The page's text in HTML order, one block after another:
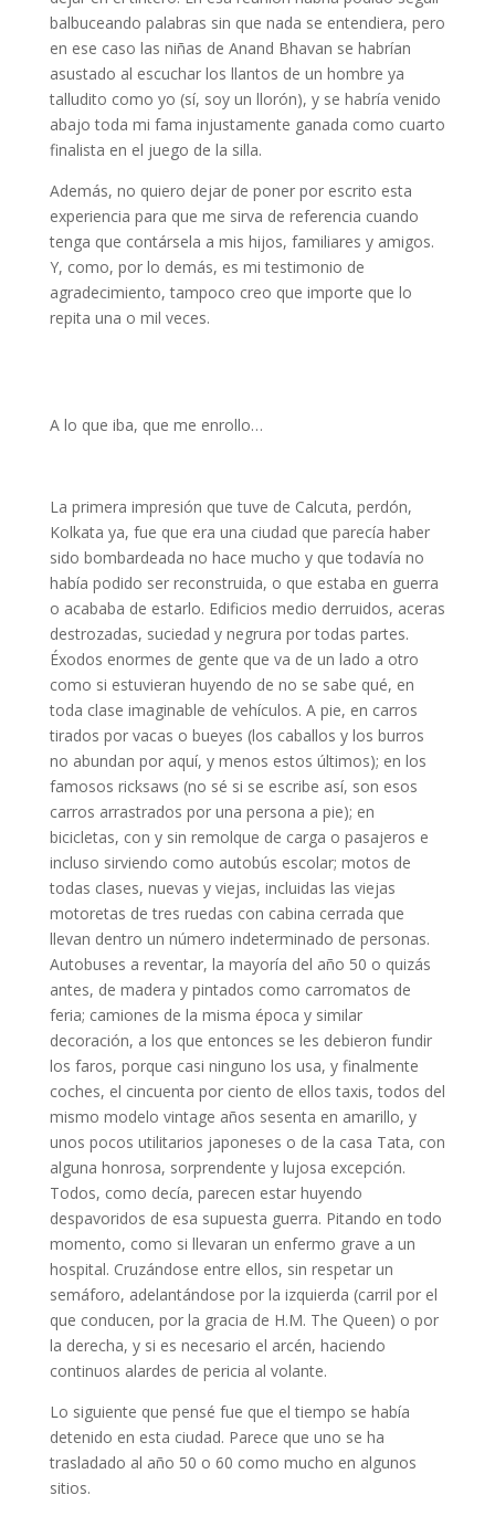
balbuceando palabras sin que nada se entendiera, pero
en ese caso las niñas de Anand Bhavan se habrían
asustado al escuchar los llantos de un hombre ya
talludito como yo (sí, soy un llorón), y se habría venido
abajo toda mi fama injustamente ganada como cuarto
finalista en el juego de la silla.
Además, no quiero dejar de poner por escrito esta
experiencia para que me sirva de referencia cuando
tenga que contársela a mis hijos, familiares y amigos.
Y, como, por lo demás, es mi testimonio de
agradecimiento, tampoco creo que importe que lo
repita una o mil veces.
A lo que iba, que me enrollo…
La primera impresión que tuve de Calcuta, perdón,
Kolkata ya, fue que era una ciudad que parecía haber
sido bombardeada no hace mucho y que todavía no
había podido ser reconstruida, o que estaba en guerra
o acababa de estarlo. Edificios medio derruidos, aceras
destrozadas, suciedad y negrura por todas partes.
Éxodos enormes de gente que va de un lado a otro
como si estuvieran huyendo de no se sabe qué, en
toda clase imaginable de vehículos. A pie, en carros
tirados por vacas o bueyes (los caballos y los burros
no abundan por aquí, y menos estos últimos); en los
famosos ricksaws (no sé si se escribe así, son esos
carros arrastrados por una persona a pie); en
bicicletas, con y sin remolque de carga o pasajeros e
incluso sirviendo como autobús escolar; motos de
todas clases, nuevas y viejas, incluidas las viejas
motoretas de tres ruedas con cabina cerrada que
llevan dentro un número indeterminado de personas.
Autobuses a reventar, la mayoría del año 50 o quizás
antes, de madera y pintados como carromatos de
feria; camiones de la misma época y similar
decoración, a los que entonces se les debieron fundir
los faros, porque casi ninguno los usa, y finalmente
coches, el cincuenta por ciento de ellos taxis, todos del
mismo modelo vintage años sesenta en amarillo, y
unos pocos utilitarios japoneses o de la casa Tata, con
alguna honrosa, sorprendente y lujosa excepción.
Todos, como decía, parecen estar huyendo
despavoridos de esa supuesta guerra. Pitando en todo
momento, como si llevaran un enfermo grave a un
hospital. Cruzándose entre ellos, sin respetar un
semáforo, adelantándose por la izquierda (carril por el
que conducen, por la gracia de H.M. The Queen) o por
la derecha, y si es necesario el arcén, haciendo
continuos alardes de pericia al volante.
Lo siguiente que pensé fue que el tiempo se había
detenido en esta ciudad. Parece que uno se ha
trasladado al año 50 o 60 como mucho en algunos
sitios.